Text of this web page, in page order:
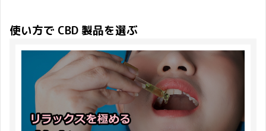
ざまな感想を抱かれてい
もプロテインも続けてみ
ないと良し悪しを判断で
きないものですが、味や
使いやすさなど批評でき
る部分もあるはず。 そこ
も、バレンタインデーは
自由でありたいと思って
います♪ プレゼントは、
老若男女もらうのは誰で
も嬉しい事ですよね。 大
切な方へ、お世話に ...
た。 実はこの商品
CBDMANiA の人気ランキ
ングでは常にランクイン
するほど人気がありま
す。 ただ、商品レビュー
が少ないので実際にご購
入いただいたお客さまが
コレートを贈る習慣にな
っていますよね。 そこで
CBDMANiA では日頃のご
愛顧に感謝の意を込めま
して、チョコレートでは
使い方で CBD 製品を選ぶ